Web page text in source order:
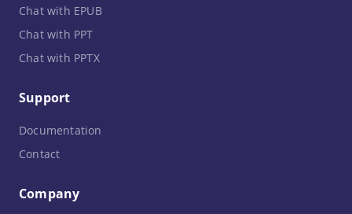
Chat with EPUB
Chat with PPT
Chat with PPTX
Support
Documentation
Contact
Company